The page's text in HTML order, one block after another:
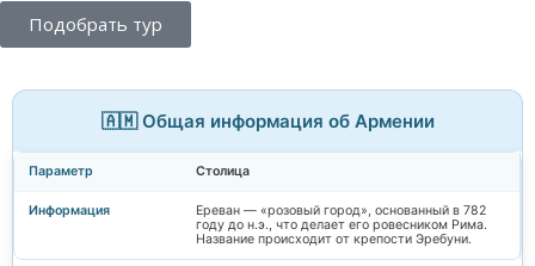
Подобрать тур
🇦🇲 Общая информация об Армении
Столица
Ереван — «розовый город», основанный в 782
году до н.э., что делает его ровесником Рима.
Название происходит от крепости Эребуни.